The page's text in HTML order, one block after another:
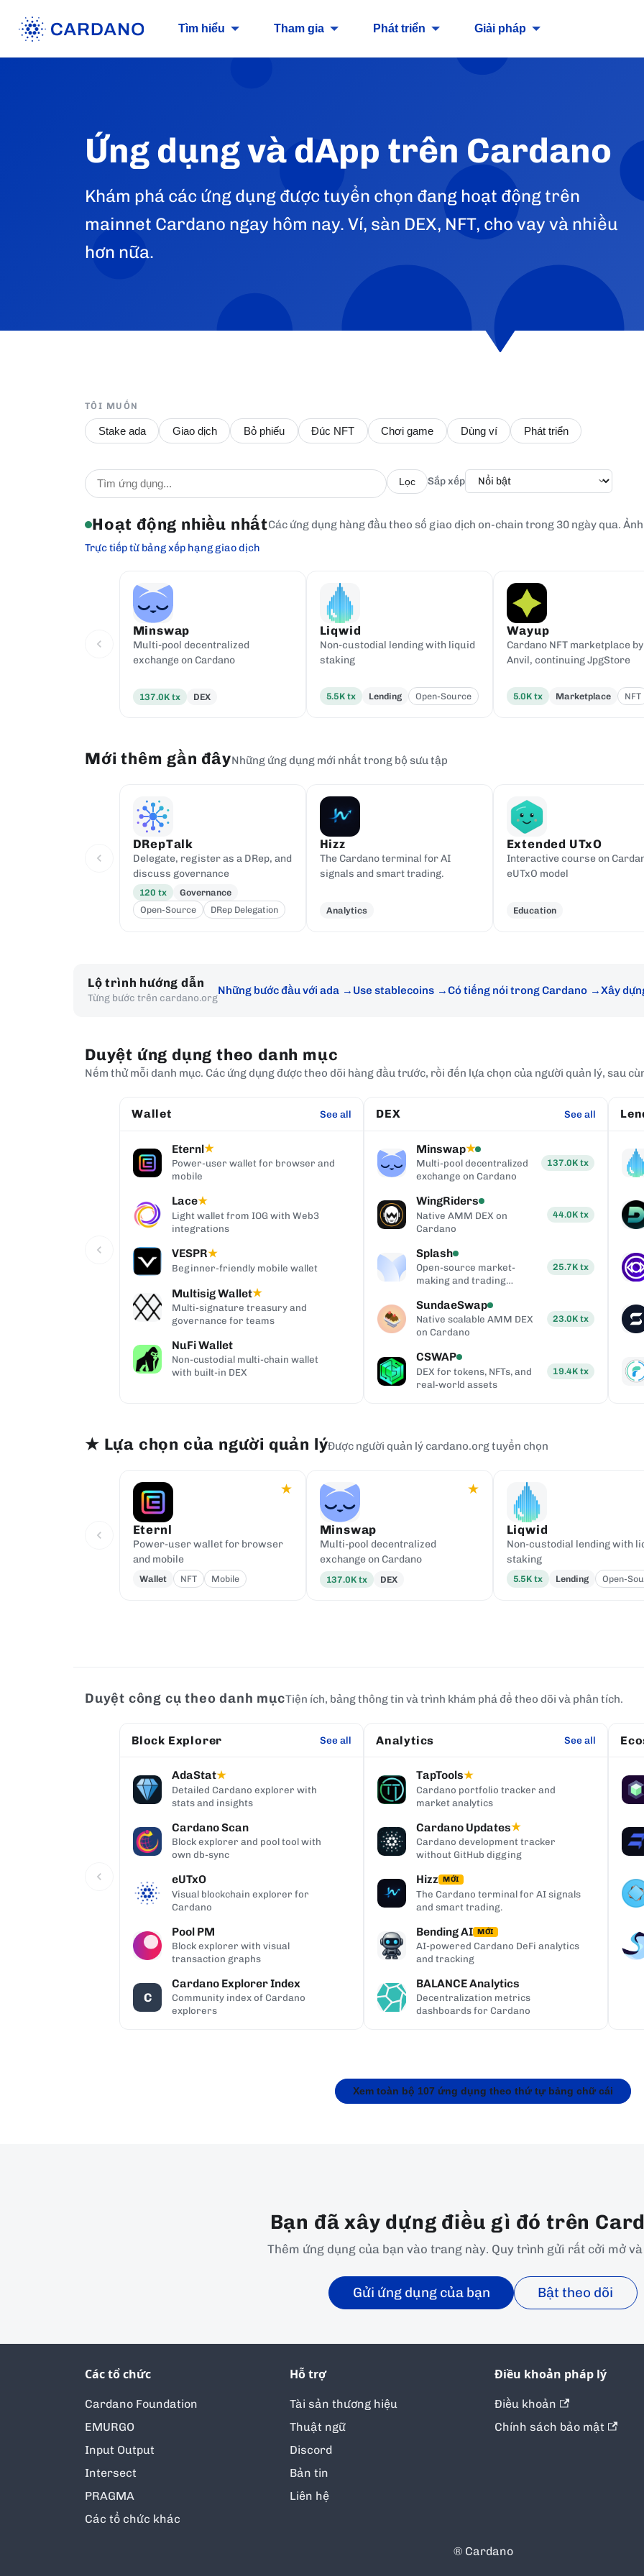
Tìm hiểu Tham gia Phát triển Giải pháp
Ứng dụng và dApp trên Cardano
Khám phá các ứng dụng được tuyển chọn đang hoạt động trên
mainnet Cardano ngay hôm nay. Ví, sàn DEX, NFT, cho vay và nhiều
hơn nữa.
TÔI MUỐN
Stake ada Giao dịch Bỏ phiếu Đúc NFT Chơi game Dùng ví Phát triển
Lọc Sắp xếp
Hoạt động nhiều nhấtCác ứng dụng hàng đầu theo số giao dịch on-chain trong 30 ngày qua.
Trực tiếp từ bảng xếp hạng giao dịch
Minswap
Multi-pool decentralized
exchange on Cardano
137.0K tx DEX
Liqwid
Non-custodial lending with liquid
staking
5.5K tx Lending Open-Source
Wayup
Cardano NFT marketplace by
Anvil, continuing JpgStore
5.0K tx Marketplace NFT
Mới thêm gần đâyNhững ứng dụng mới nhất trong bộ sưu tập
DRepTalk
Delegate, register as a DRep, and
discuss governance
120 tx
Governance
Open-Source
DRep Delegation
Hizz
The Cardano terminal for AI
signals and smart trading.
Analytics
Extended UTxO
Interactive course on
eUTxO model
Education
Lộ trình hướng dẫn
Từng bước trên cardano.org
Những bước đầu với ada Use stablecoins Có tiếng nói trong Cardano Xây
Duyệt ứng dụng theo danh mục
Nếm thử mỗi danh mục. Các ứng dụng được theo dõi hàng đầu trước, rồi đến lựa chọn của người quản lý, sau
Wallet See all
Eternl★
Power-user wallet for browser and
mobile
Lace★
Light wallet from IOG with Web3
integrations
VESPR★
Beginner-friendly mobile wallet
Multisig Wallet★
Multi-signature treasury and
governance for teams
NuFi Wallet
Non-custodial multi-chain wallet
with built-in DEX
DEX See all
Minswap★
Multi-pool decentralized
exchange on Cardano
137.0K tx
WingRiders
Native AMM DEX on
Cardano
44.0K tx
Splash
Open-source market-
making and trading
25.7K tx
SundaeSwap
Native scalable AMM DEX
on Cardano
23.0K tx
CSWAP
DEX for tokens, NFTs, and
real-world assets
19.4K tx
★ Lựa chọn của người quản lýĐược người quản lý cardano.org tuyển chọn
★
Eternl
Power-user wallet for browser
and mobile
Wallet NFT Mobile
★
Minswap
Multi-pool decentralized
exchange on Cardano
137.0K tx DEX
Liqwid
Non-custodial lending with
staking
5.5K tx Lending Open-
Duyệt công cụ theo danh mụcTiện ích, bảng thông tin và trình khám phá để theo dõi và phân tích.
Block Explorer See all
AdaStat★
Detailed Cardano explorer with
stats and insights
Cardano Scan
Block explorer and pool tool with
own db-sync
eUTxO
Visual blockchain explorer for
Cardano
Pool PM
Block explorer with visual
transaction graphs
C
Cardano Explorer Index
Community index of Cardano
explorers
Analytics See all
TapTools★
Cardano portfolio tracker and
market analytics
Cardano Updates★
Cardano development tracker
without GitHub digging
Hizz MỚI
The Cardano terminal for AI signals
and smart trading.
Bending AI MỚI
AI-powered Cardano DeFi analytics
and tracking
BALANCE Analytics
Decentralization metrics
dashboards for Cardano
Xem toàn bộ 107 ứng dụng theo thứ tự bảng chữ cái
Bạn đã xây dựng điều gì đó trên
Thêm ứng dụng của bạn vào trang này. Quy trình gửi rất cởi mở
Gửi ứng dụng của bạn Bật theo dõi
Các tổ chức
Cardano Foundation
EMURGO
Input Output
Intersect
PRAGMA
Các tổ chức khác
Hỗ trợ
Tài sản thương hiệu
Thuật ngữ
Discord
Bản tin
Liên hệ
Điều khoản pháp lý
Điều khoản
Chính sách bảo mật
® Cardano